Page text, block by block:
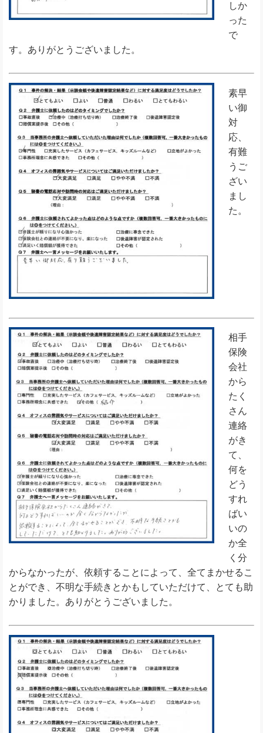
しか
った
で
す。ありがとうございました。
素早
い御
対
応、
有難
うご
ざい
まし
た。
相手
保険
会社
から
たく
さん
連絡
がき
て、
何を
どう
すれ
ばい
いの
か全
く分
からなかったが、依頼することによって、全てまかせるこ
とができ、不明な手続きとかもしていただけて、とても助
かりました。ありがとうございました。